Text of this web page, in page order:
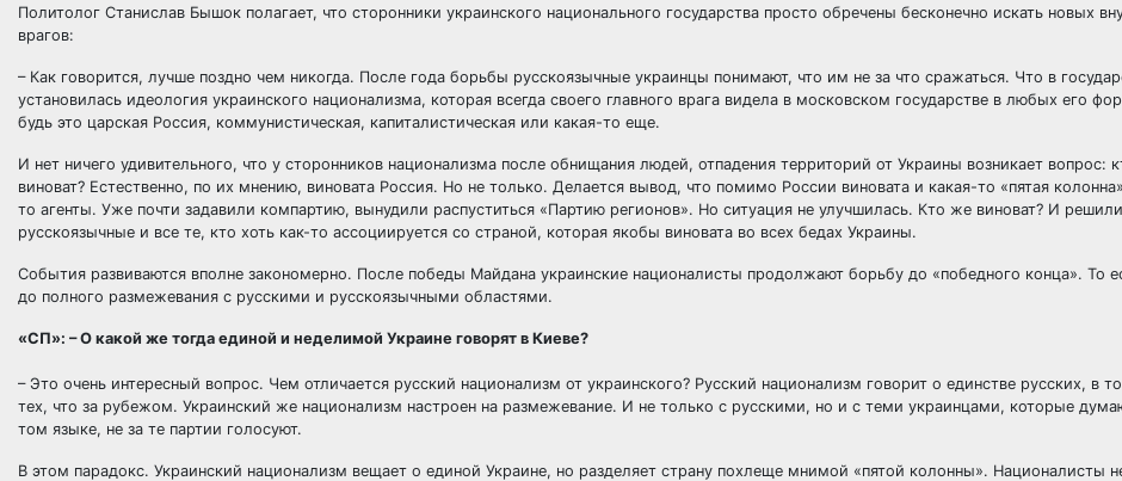
Политолог Станислав Бышок полагает, что сторонники украинского национального государства просто обречены бесконечно искать новых
врагов:
– Как говорится, лучше поздно чем никогда. После года борьбы русскоязычные украинцы понимают, что им не за что сражаться. Что в
установилась идеология украинского национализма, которая всегда своего главного врага видела в московском государстве в любых его
будь это царская Россия, коммунистическая, капиталистическая или какая-то еще.
И нет ничего удивительного, что у сторонников национализма после обнищания людей, отпадения территорий от Украины возникает вопрос:
виноват? Естественно, по их мнению, виновата Россия. Но не только. Делается вывод, что помимо России виновата и какая-то «пятая
то агенты. Уже почти задавили компартию, вынудили распуститься «Партию регионов». Но ситуация не улучшилась. Кто же виноват? И
русскоязычные и все те, кто хоть как-то ассоциируется со страной, которая якобы виновата во всех бедах Украины.
События развиваются вполне закономерно. После победы Майдана украинские националисты продолжают борьбу до «победного конца». То
до полного размежевания с русскими и русскоязычными областями.
«СП»: – О какой же тогда единой и неделимой Украине говорят в Киеве?
– Это очень интересный вопрос. Чем отличается русский национализм от украинского? Русский национализм говорит о единстве русских, в
тех, что за рубежом. Украинский же национализм настроен на размежевание. И не только с русскими, но и с теми украинцами, которые
том языке, не за те партии голосуют.
В этом парадокс. Украинский национализм вещает о единой Украине, но разделяет страну похлеще мнимой «пятой колонны». Националисты